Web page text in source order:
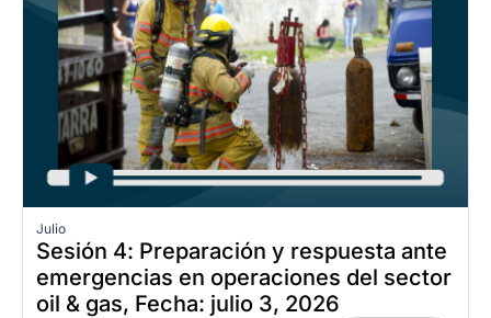
Julio
Sesión 4: Preparación y respuesta ante
emergencias en operaciones del sector
oil & gas, Fecha: julio 3, 2026